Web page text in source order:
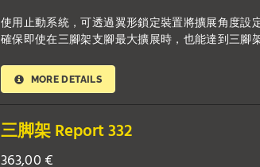
使用止動系統，可透過翼形鎖定裝置將擴展角度設
確保即使在三腳架支腳最大擴展時，也能達到三腳
MORE DETAILS
三脚架 Report 332
363,00 €